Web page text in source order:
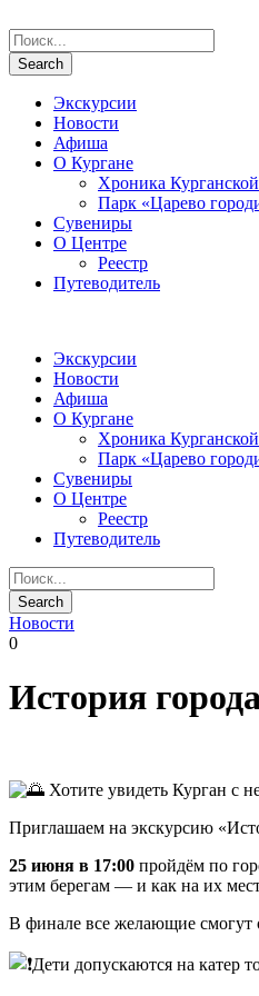
Экскурсии
Новости
Афиша
О Кургане
Хроника
Парк «Царево
Сувениры
О Центре
Реестр
Путеводитель
Экскурсии
Новости
Афиша
О Кургане
Хроника
Парк «Царево
Сувениры
О Центре
Реестр
Путеводитель
Новости
0
История
Хотите увидеть Курган с
Приглашаем на экскурсию
25 июня в 17:00 пройдём по
этим берегам — и как на их
В финале все желающие смогут
Дети допускаются на катер